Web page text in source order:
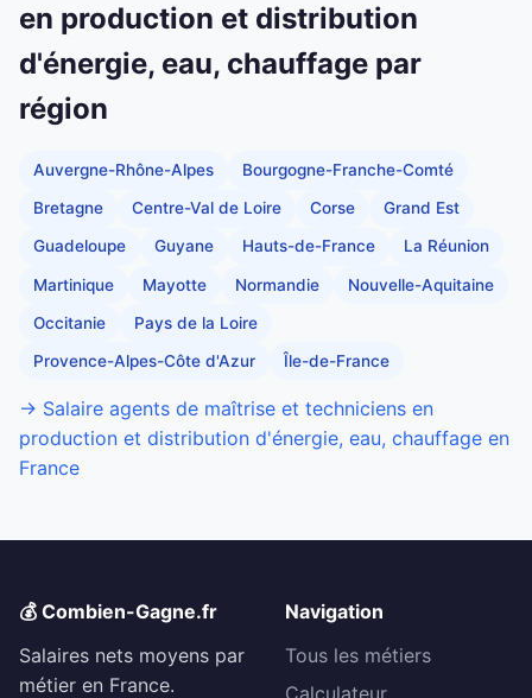
en production et distribution
d'énergie, eau, chauffage par
région
Auvergne-Rhône-Alpes Bourgogne-Franche-Comté
Bretagne Centre-Val de Loire Corse Grand Est
Guadeloupe Guyane Hauts-de-France La Réunion
Martinique Mayotte Normandie Nouvelle-Aquitaine
Occitanie Pays de la Loire
Provence-Alpes-Côte d'Azur Île-de-France
→ Salaire agents de maîtrise et techniciens en
production et distribution d'énergie, eau, chauffage en
France
💰 Combien-Gagne.fr
Salaires nets moyens par
métier en France.
Navigation
Tous les métiers
Calculateur